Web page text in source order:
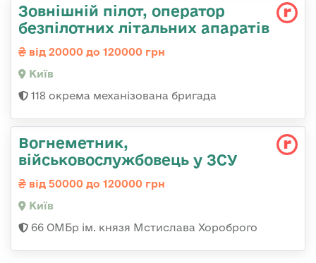
Зовнішній пілот, оператор
безпілотних літальних апаратів
від 20000 до 120000 грн
Київ
118 окрема механізована бригада
Вогнеметник,
військовослужбовець у ЗСУ
від 50000 до 120000 грн
Київ
66 ОМБр ім. князя Мстислава Хороброго